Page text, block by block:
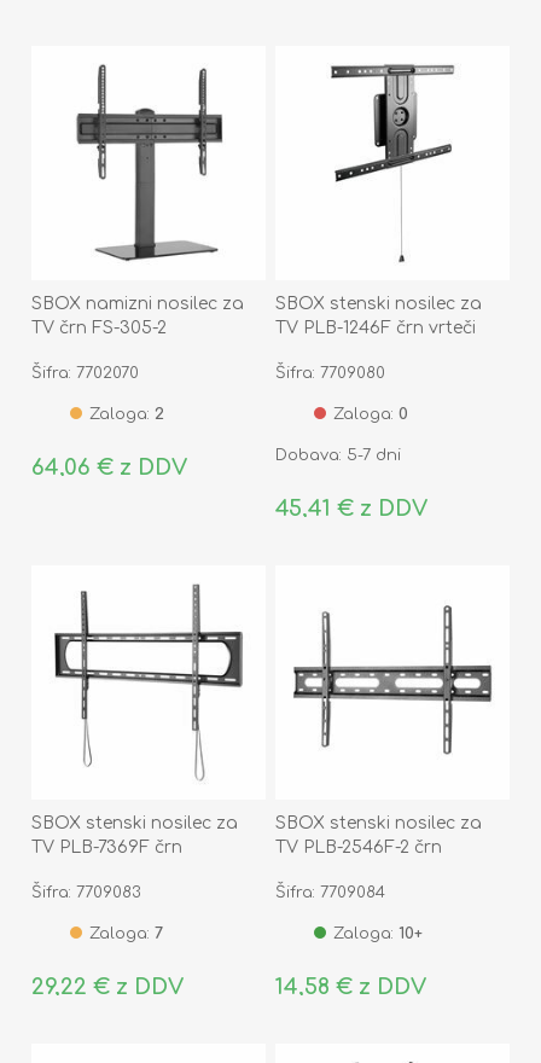
SBOX namizni nosilec za
TV črn FS-305-2
Šifra: 7702070
Zaloga: 2
64,06 € z DDV
SBOX stenski nosilec za
TV PLB-1246F črn vrteči
Šifra: 7709080
Zaloga: 0
Dobava: 5-7 dni
45,41 € z DDV
SBOX stenski nosilec za
TV PLB-7369F črn
Šifra: 7709083
Zaloga: 7
29,22 € z DDV
SBOX stenski nosilec za
TV PLB-2546F-2 črn
Šifra: 7709084
Zaloga: 10+
14,58 € z DDV